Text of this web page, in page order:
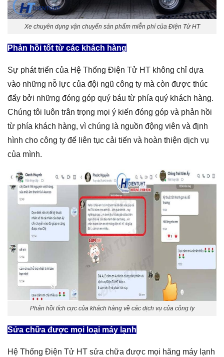
Xe chuyên dụng vận chuyển sản phẩm miễn phí của Điện Tử HT
Phản hồi tốt từ các khách hàng
Sự phát triển của Hệ Thống Điện Tử HT không chỉ dựa
vào những nỗ lực của đội ngũ công ty mà còn được thúc
đẩy bởi những đóng góp quý báu từ phía quý khách hàng.
Chúng tôi luôn trân trọng mọi ý kiến đóng góp và phản hồi
từ phía khách hàng, vì chúng là nguồn động viên và định
hình cho công ty để liên tục cải tiến và hoàn thiện dịch vụ
của mình.
Phản hồi tích cực của khách hàng về các dịch vụ của công ty
Sửa chữa được mọi loại máy lạnh
Hệ Thống Điện Tử HT sửa chữa được mọi hãng máy lạnh